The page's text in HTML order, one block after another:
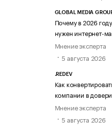
GLOBAL MEDIA
Почему в 2026
нужен интернет-
Мнение эксперта
5 августа 2026
.REDEV
Как
компании в
Мнение эксперта
5 августа 2026